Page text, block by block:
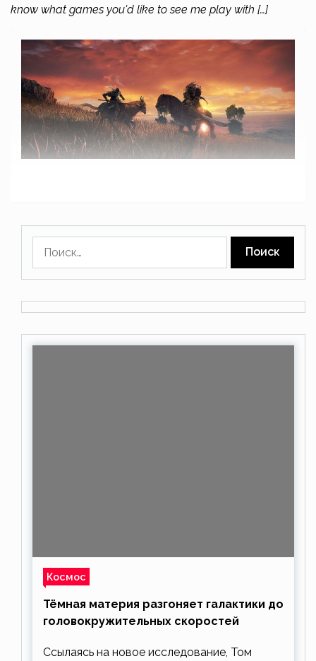
know what games you'd like to see me play with […]
Космос
Тёмная материя разгоняет галактики до
головокружительных скоростей
Ссылаясь на новое исследование, Том